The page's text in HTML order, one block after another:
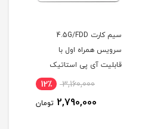
سیم کارت 4.5G/FDD
سرویس همراه اول با
قابلیت آی پی استاتیک
(مخصوص مودم )
3,160,000 12٪
2,790,000 تومان